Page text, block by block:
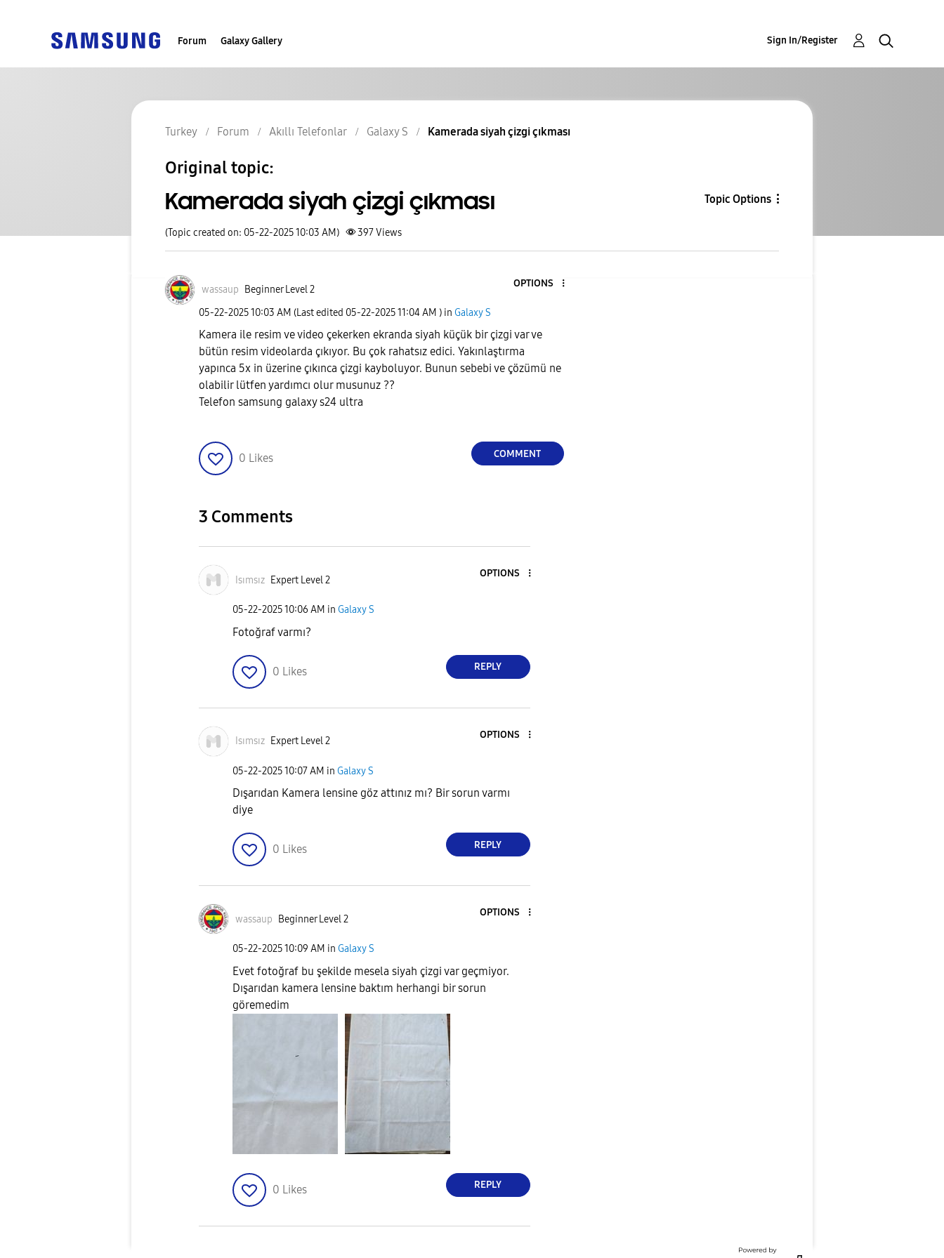
Forum Galaxy Gallery Sign In/Register
Turkey Forum Akıllı Telefonlar Galaxy S Kamerada siyah çizgi çıkması
Original topic:
Kamerada siyah çizgi çıkması Topic Options
(Topic created on: 05-22-2025 10:03 AM) 397Views
wassaup Beginner Level 2
OPTIONS
‎05-22-202510:03 AM (Last edited ‎05-22-202511:04 AM ) in Galaxy S
Kamera ile resim ve video çekerken ekranda siyah küçük bir çizgi var ve
bütün resim videolarda çıkıyor. Bu çok rahatsız edici. Yakınlaştırma
yapınca 5x in üzerine çıkınca çizgi kayboluyor. Bunun sebebi ve çözümü ne
olabilir lütfen yardımcı olur musunuz ??
Telefon samsung galaxy s24 ultra
0 Likes COMMENT
3 Comments
Isımsız Expert Level 2
OPTIONS
‎05-22-202510:06 AM in Galaxy S
Fotoğraf varmı?
0 Likes REPLY
Isımsız Expert Level 2
OPTIONS
‎05-22-202510:07 AM in Galaxy S
Dışarıdan Kamera lensine göz attınız mı? Bir sorun varmı
diye
0 Likes REPLY
wassaup Beginner Level 2
OPTIONS
‎05-22-202510:09 AM in Galaxy S
Evet fotoğraf bu şekilde mesela siyah çizgi var geçmiyor.
Dışarıdan kamera lensine baktım herhangi bir sorun
göremedim
0 Likes REPLY